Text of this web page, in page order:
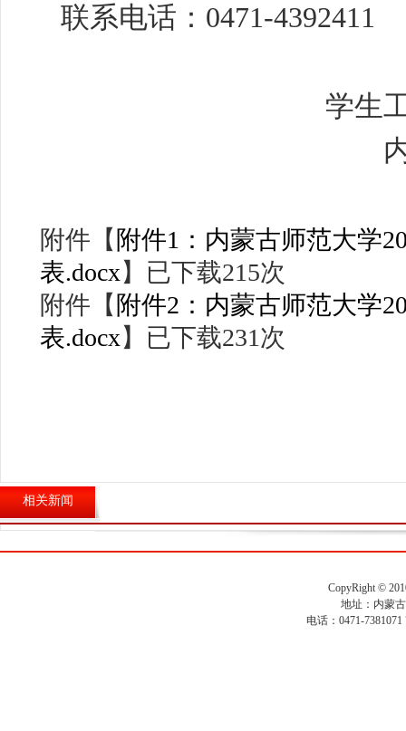
联系电话：0471-4392411
学生
附件【 附件1：内蒙古师范大学
表.docx】已下载215次
附件【 附件2：内蒙古师范大学
表.docx】已下载231次
相关新闻
CopyRight ©
地址：内蒙
电话：0471-7381071